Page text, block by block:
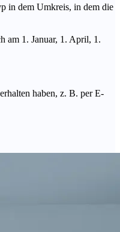
in dem Umkreis, in dem die
am 1. Januar, 1. April, 1.
haben, z. B. per E-